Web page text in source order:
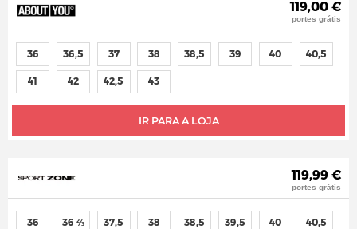
119,00 €
portes grátis
IR PARA A LOJA
36 36,5 37 38 38,5 39 40 40,5
41 42 42,5 43
119,99 €
portes grátis
36 36 ⅔ 37,5 38 38,5 39,5 40 40,5